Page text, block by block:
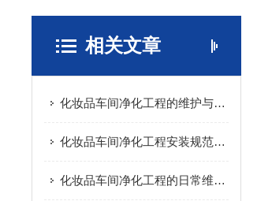
相关文章
化妆品车间净化工程的维护与保养指南
化妆品车间净化工程安装规范涵盖多个方面
化妆品车间净化工程的日常维护工作